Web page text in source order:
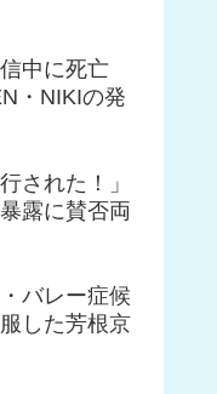
中に死亡
・NIKIの発
された！」
露に賛否両
バレー症候
した芳根京